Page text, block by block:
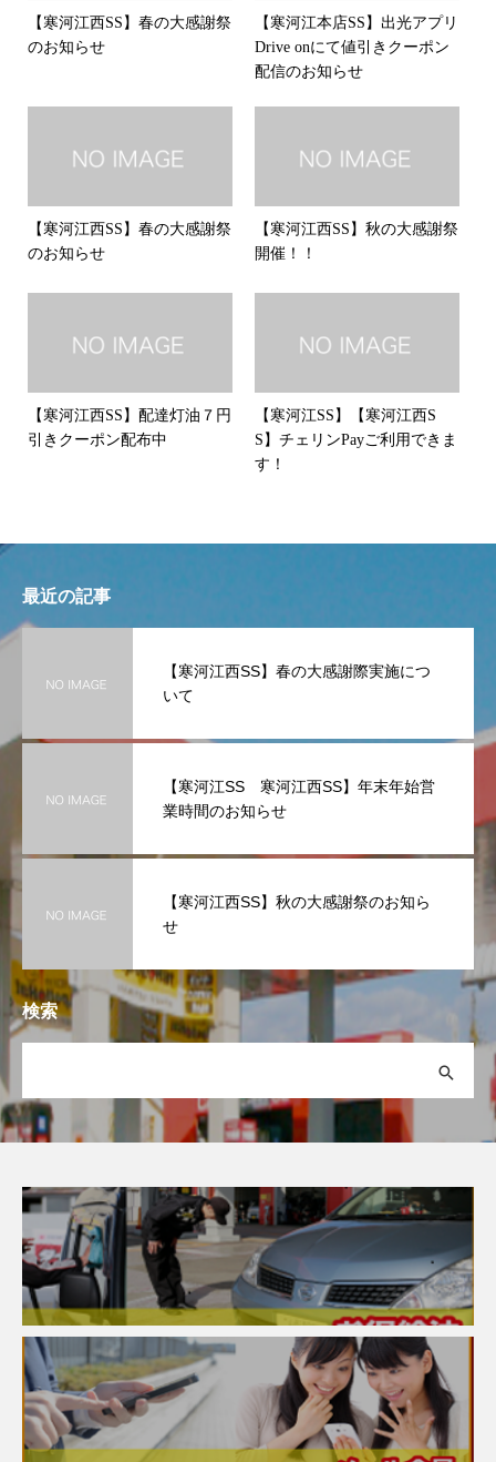
【寒河江西SS】春の大感謝祭
のお知らせ
【寒河江本店SS】出光アプリ
Drive onにて値引きクーポン
配信のお知らせ
【寒河江西SS】春の大感謝祭
のお知らせ
【寒河江西SS】秋の大感謝祭
開催！！
【寒河江西SS】配達灯油７円
引きクーポン配布中
【寒河江SS】【寒河江西S
S】チェリンPayご利用できま
す！
最近の記事
【寒河江西SS】春の大感謝際実施につ
いて
【寒河江SS 寒河江西SS】年末年始営
業時間のお知らせ
【寒河江西SS】秋の大感謝祭のお知ら
せ
検索